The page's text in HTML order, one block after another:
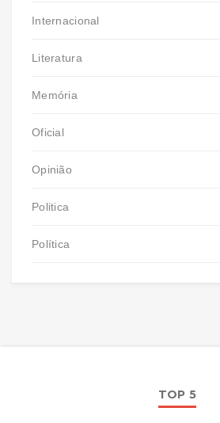
Internacional
Literatura
Memória
Oficial
Opinião
Politica
Política
TOP 5